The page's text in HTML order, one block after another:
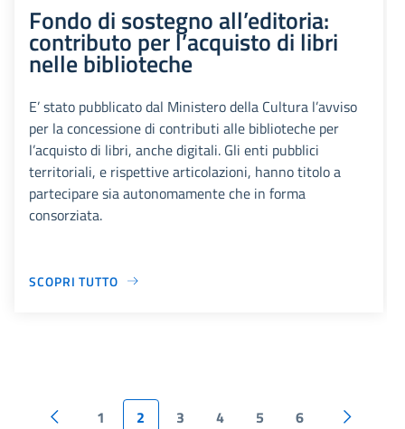
Fondo di sostegno all’editoria:
contributo per l’acquisto di libri
nelle biblioteche
E’ stato pubblicato dal Ministero della Cultura l’avviso
per la concessione di contributi alle biblioteche per
l’acquisto di libri, anche digitali. Gli enti pubblici
territoriali, e rispettive articolazioni, hanno titolo a
partecipare sia autonomamente che in forma
consorziata.
SCOPRI TUTTO
1 2 3 4 5 6